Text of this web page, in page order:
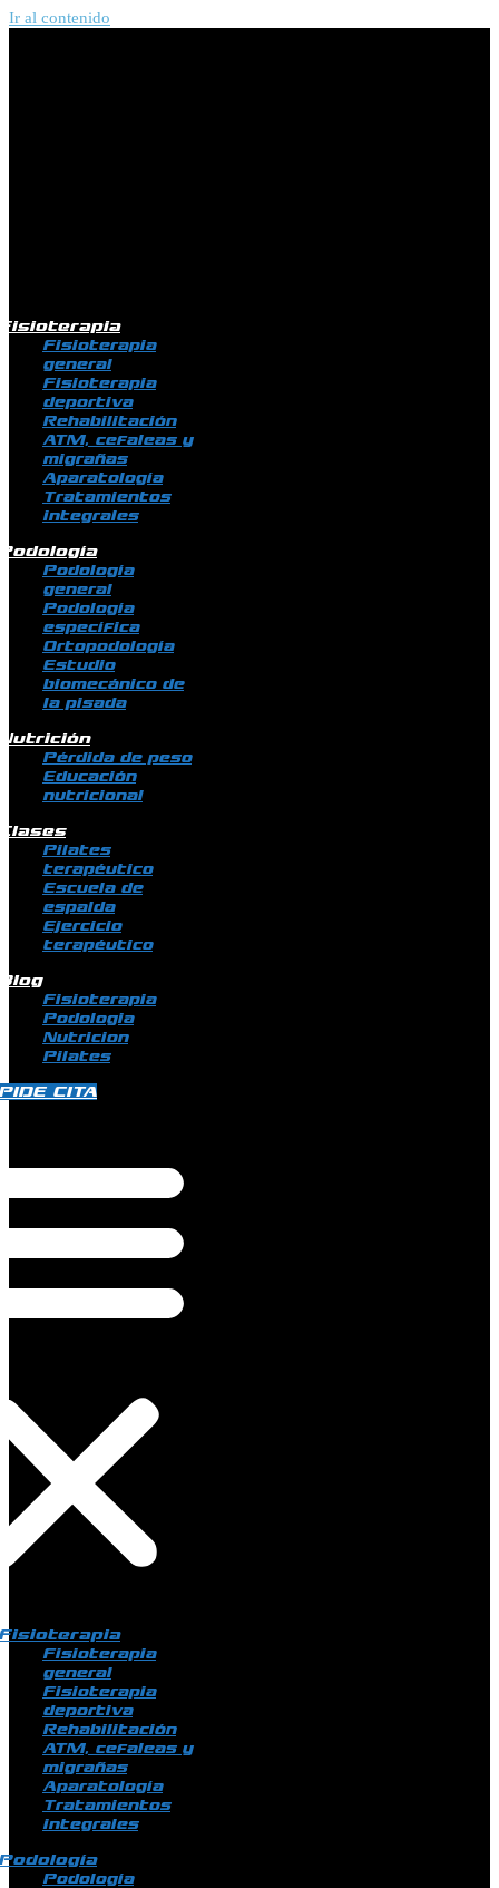
Ir al contenido
Fisioterapia
general
Fisioterapia
deportiva
Rehabilitación
ATM, cefaleas y
migrañas
Aparatología
Tratamientos
integrales
Podología
general
Podología
específica
Ortopodología
Estudio
biomecánico de
la pisada
Pérdida de peso
Educación
nutricional
Pilates
terapéutico
Escuela de
espalda
Ejercicio
terapéutico
Fisioterapia
Podologia
Nutricion
Pilates
CITA
Fisioterapia
general
Fisioterapia
deportiva
Rehabilitación
ATM, cefaleas y
migrañas
Aparatología
Tratamientos
integrales
Podología